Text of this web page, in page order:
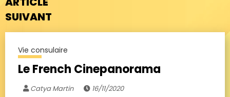
SUIVANT
Vie consulaire
Le French Cinepanorama
Catya Martin 16/11/2020